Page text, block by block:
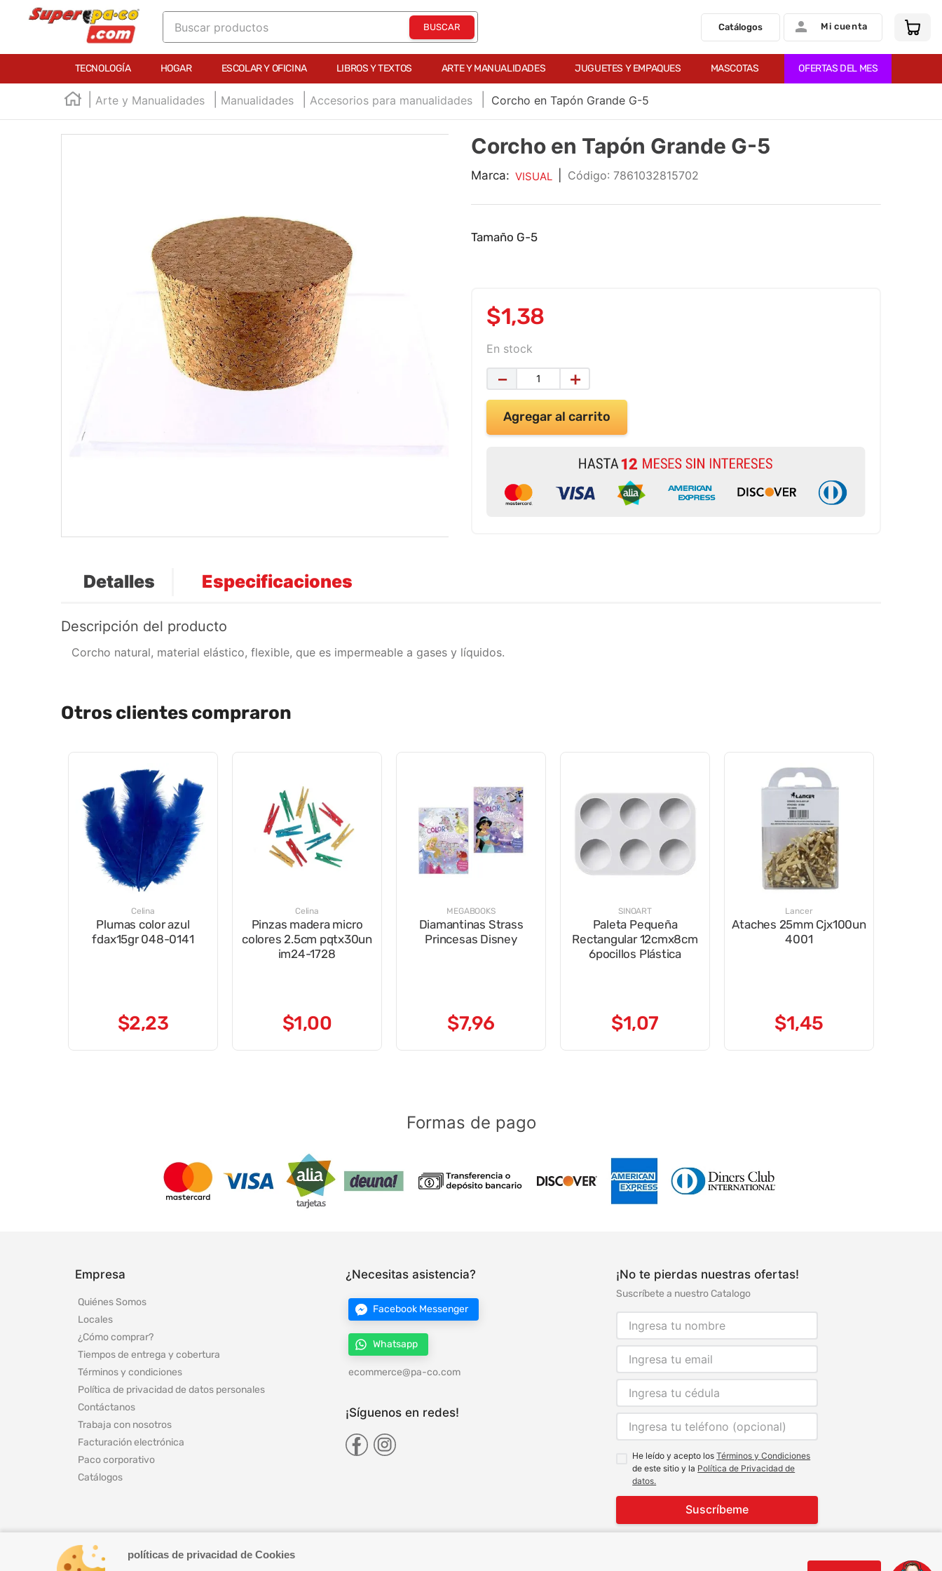
Buscar productos
Catálogos Mi cuenta
TECNOLOGÍA HOGAR ESCOLAR Y OFICINA LIBROS Y TEXTOS ARTE Y MANUALIDADES JUGUETES Y EMPAQUES MASCOTAS OFERTAS DEL MES
políticas de privacidad de Cookies
Arte y Manualidades Manualidades Accesorios para manualidades Corcho en Tapón Grande G-5
Corcho en Tapón Grande G-5
Marca: VISUAL : 7861032815702
Tamaño G-5
$1,38
En stock
＋
－
Agregar al carrito
Detalles Especificaciones
Descripción del producto
Corcho natural, material elástico, flexible, que es impermeable a gases y líquidos.
Otros clientes compraron
Celina
Plumas color azul
fdax15gr 048-0141
$2,23
Celina
Pinzas madera micro
colores 2.5cm pqtx30un
im24-1728
$1,00
MEGABOOKS
Diamantinas Strass
Princesas Disney
$7,96
SINOART
Paleta Pequeña
Rectangular 12cmx8cm
6pocillos Plástica
$1,07
Lancer
Ataches 25mm Cjx100un
4001
$1,45
Formas de pago
Empresa
Quiénes Somos
Locales
¿Cómo comprar?
Tiempos de entrega y cobertura
Términos y condiciones
Política de privacidad de datos personales
Contáctanos
Trabaja con nosotros
Facturación electrónica
Paco corporativo
Catálogos
¿Necesitas asistencia?
Facebook Messenger
Whatsapp
ecommerce@pa-co.com
¡Síguenos en redes!
¡No te pierdas nuestras ofertas!
Suscríbete a nuestro Catalogo
He leído y acepto losTérminos y Condiciones
de este sitio y la Política de Privacidad de
datos.
Suscríbeme
TÉRMINOS MÁS BUSCADOS
2.
marcador e300
7.
audifonos
8.
teclado
9.
impresora
10. calculadora